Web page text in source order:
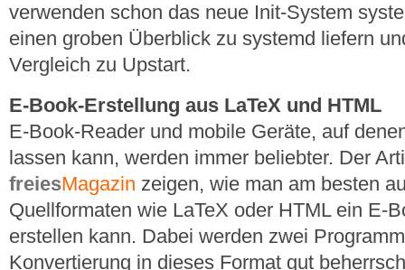
verwenden schon das neue Init-System
einen groben Überblick zu systemd liefern
Vergleich zu Upstart.
E-Book-Erstellung aus LaTeX und HTML
E-Book-Reader und mobile Geräte, auf
lassen kann, werden immer beliebter. Der
freiesMagazin zeigen, wie man am besten
Quellformaten wie LaTeX oder HTML ein E-
erstellen kann. Dabei werden zwei
Konvertierung in dieses Format gut